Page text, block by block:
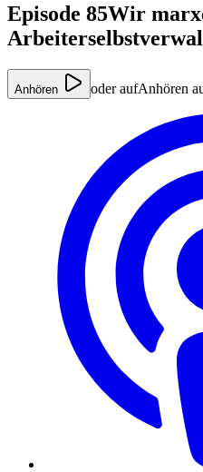
Episode 85Wir
Anhören oder aufAnhören